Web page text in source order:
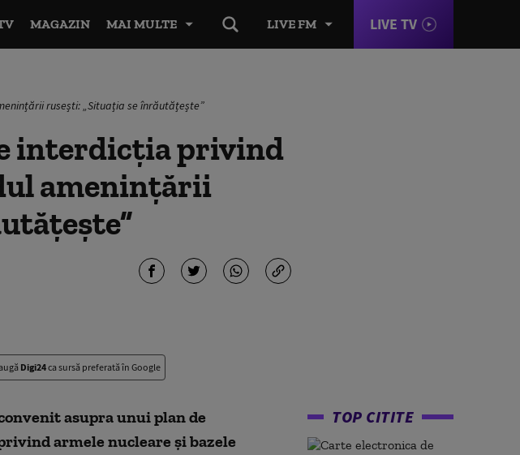
LIVE FM LIVE TV
MAGAZIN MAI MULTE
rusești: „Situația se înrăutățește”
interdicția privind
amenințării
Digi24ca sursă preferată în Google
asupra unui plan de
armele nucleare și bazele
TOP CITITE